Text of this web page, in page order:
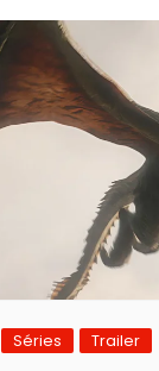
Séries Trailer